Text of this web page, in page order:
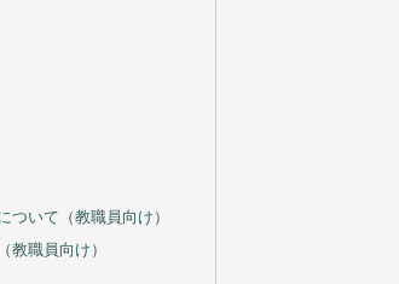
ついて（教職員向け）
教職員向け）